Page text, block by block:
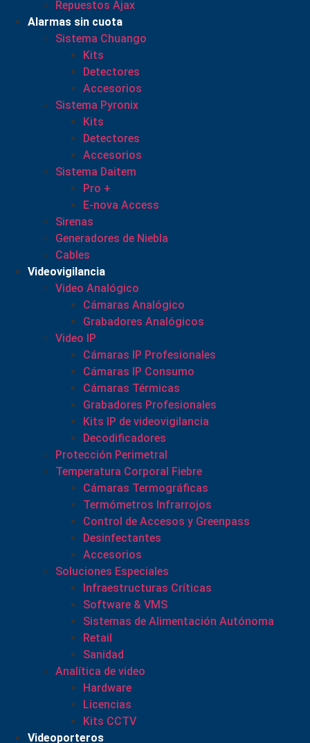
Repuestos Ajax
Alarmas sin cuota
Sistema Chuango
Kits
Detectores
Accesorios
Sistema Pyronix
Kits
Detectores
Accesorios
Sistema Daitem
Pro +
E-nova Access
Sirenas
Generadores de Niebla
Cables
Videovigilancia
Video Analógico
Cámaras Analógico
Grabadores Analógicos
Video IP
Cámaras IP Profesionales
Cámaras IP Consumo
Cámaras Térmicas
Grabadores Profesionales
Kits IP de videovigilancia
Decodificadores
Protección Perimetral
Temperatura Corporal Fiebre
Cámaras Termográficas
Termómetros Infrarrojos
Control de Accesos y Greenpass
Desinfectantes
Accesorios
Soluciones Especiales
Infraestructuras Críticas
Software & VMS
Sistemas de Alimentación Autónoma
Retail
Sanidad
Analítica de video
Hardware
Licencias
Kits CCTV
Videoporteros